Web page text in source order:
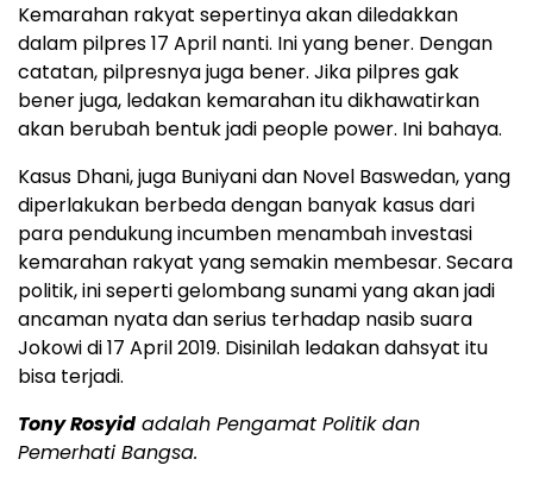
Kemarahan rakyat sepertinya akan diledakkan
dalam pilpres 17 April nanti. Ini yang bener. Dengan
catatan, pilpresnya juga bener. Jika pilpres gak
bener juga, ledakan kemarahan itu dikhawatirkan
akan berubah bentuk jadi people power. Ini bahaya.
Kasus Dhani, juga Buniyani dan Novel Baswedan, yang
diperlakukan berbeda dengan banyak kasus dari
para pendukung incumben menambah investasi
kemarahan rakyat yang semakin membesar. Secara
politik, ini seperti gelombang sunami yang akan jadi
ancaman nyata dan serius terhadap nasib suara
Jokowi di 17 April 2019. Disinilah ledakan dahsyat itu
bisa terjadi.
Tony Rosyid adalah Pengamat Politik dan
Pemerhati Bangsa.